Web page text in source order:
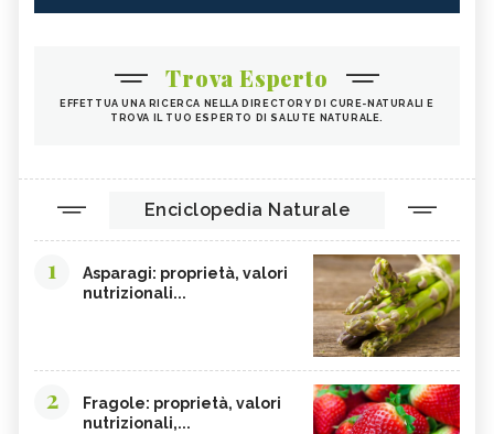
Trova Esperto
EFFETTUA UNA RICERCA NELLA DIRECTORY DI CURE-NATURALI E
TROVA IL TUO ESPERTO DI SALUTE NATURALE.
Enciclopedia Naturale
1
Asparagi: proprietà, valori
nutrizionali...
2
Fragole: proprietà, valori
nutrizionali,...